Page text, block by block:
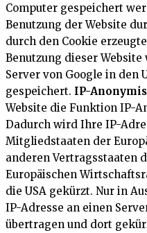
Computer gespeichert
Benutzung der Website
durch den Cookie
Benutzung dieser
Server von Google in den
gespeichert. IP-
Website die Funktion IP-
Dadurch wird Ihre IP-
Mitgliedstaaten der
anderen Vertragsstaaten
Europäischen
die USA gekürzt. Nur in
IP-Adresse an einen
übertragen und dort